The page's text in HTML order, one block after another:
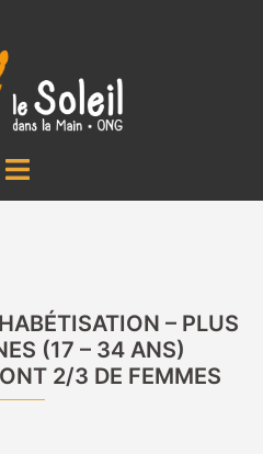
Ouvrir/fermer
– PLUS
(17 – 34 ANS)
2/3 DE FEMMES